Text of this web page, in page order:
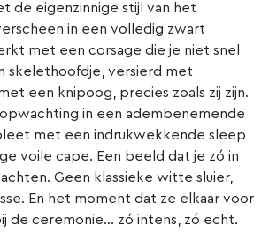
de eigenzinnige stijl van het
in een volledig zwart
met een corsage die je niet snel
skelethoofdje, versierd met
een knipoog, precies zoals zij zijn.
opwachting in een adembenemende
met een indrukwekkende sleep
voile cape. Een beeld dat je zó in
Geen klassieke witte sluier,
En het moment dat ze elkaar voor
de ceremonie… zó intens, zó echt.